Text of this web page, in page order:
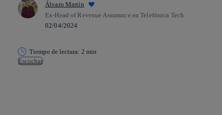
Álvaro Martín
Ex-Head of Revenue Assurance en Telefónica Tech
02/04/2024
Tiempo de lectura: 2 min
Escuchar